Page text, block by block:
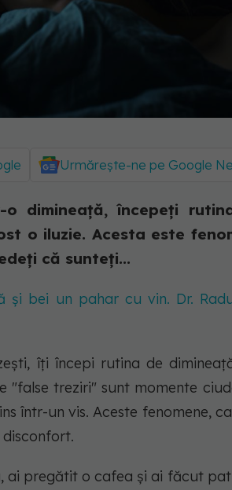
Urmărește-ne pe Google
dimineață, începeți
o iluzie. Acesta este
că sunteți...
și bei un pahar cu vin. Dr.
îți începi rutina de
"false treziri" sunt momente
într-un vis. Aceste fenomene,
disconfort.
ai pregătit o cafea și ai făcut